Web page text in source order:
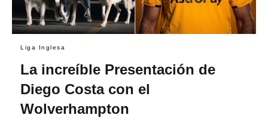
Liga Inglesa
La increíble Presentación de
Diego Costa con el
Wolverhampton